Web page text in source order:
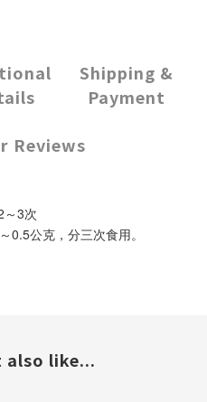
Shipping &
Payment
Reviews
～3次
0.5公克，分三次食用。
also like...